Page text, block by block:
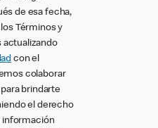
de esa fecha,
Términos y
actualizando
con el
colaborar
brindarte
el derecho
información